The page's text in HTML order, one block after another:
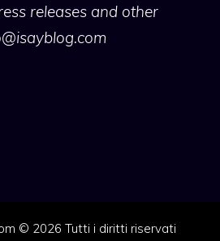
releases and other
© 2026 Tutti i diritti riservati